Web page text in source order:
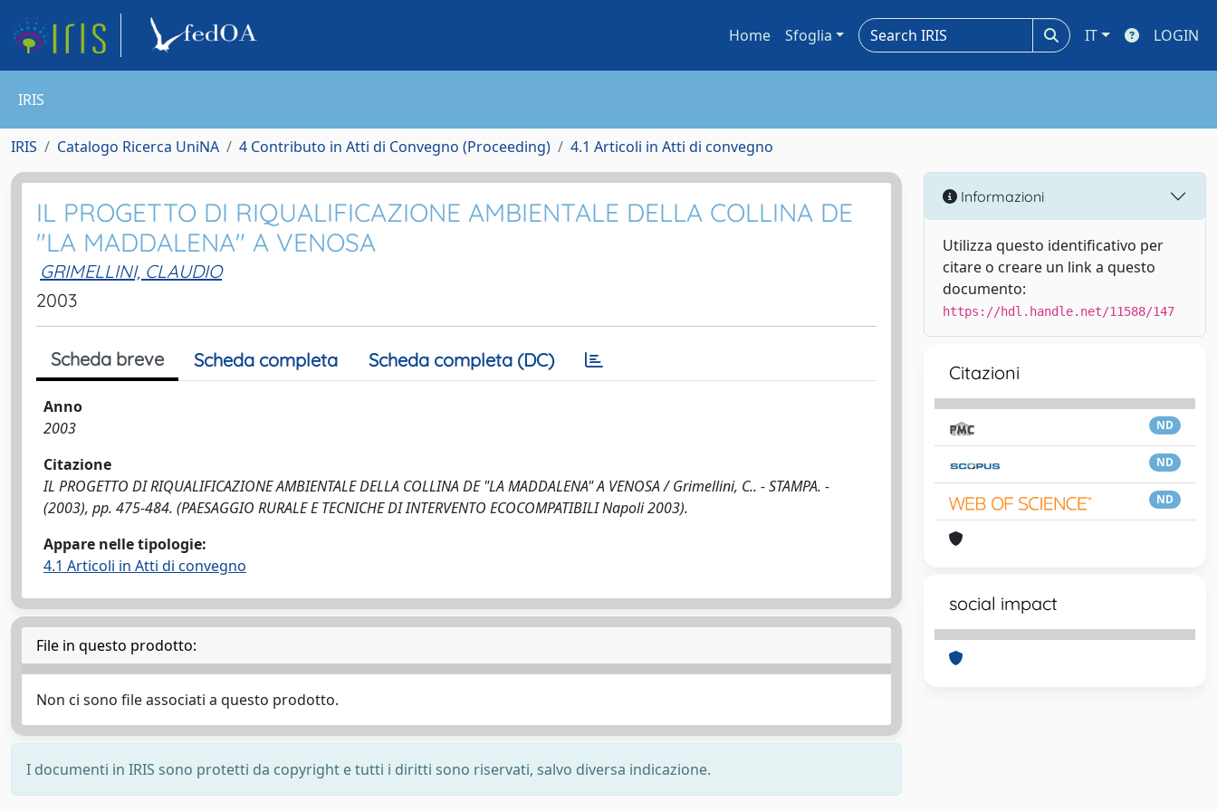
Home Sfoglia IT LOGIN
IRIS
IRIS Catalogo Ricerca UniNA 4 Contributo in Atti di Convegno (Proceeding) 4.1 Articoli in Atti di convegno
IL PROGETTO DI RIQUALIFICAZIONE AMBIENTALE DELLA COLLINA DE
"LA MADDALENA" A VENOSA
GRIMELLINI, CLAUDIO
2003
Scheda breve Scheda completa Scheda completa (DC)
Anno
2003
Citazione
IL PROGETTO DI RIQUALIFICAZIONE AMBIENTALE DELLA COLLINA DE "LA MADDALENA" A VENOSA / Grimellini, C.. - STAMPA. -
(2003), pp. 475-484. (PAESAGGIO RURALE E TECNICHE DI INTERVENTO ECOCOMPATIBILI Napoli 2003).
Appare nelle tipologie:
4.1 Articoli in Atti di convegno
File in questo prodotto:
Non ci sono file associati a questo prodotto.
I documenti in IRIS sono protetti da copyright e tutti i diritti sono riservati, salvo diversa indicazione.
Informazioni
Utilizza questo identificativo per
citare o creare un link a questo
documento:
https://hdl.handle.net/11588/147
Citazioni
ND
ND
ND
social impact